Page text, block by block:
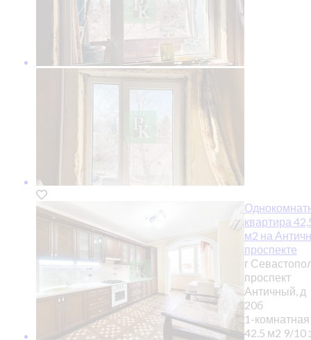
квартира
м2 на
проспекте
г
проспект
Античный, д
20б
1-комнатная
42.5 м2 9/10